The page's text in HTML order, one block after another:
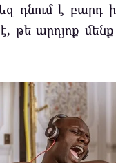
դնում է բարդ
թե արդյոք